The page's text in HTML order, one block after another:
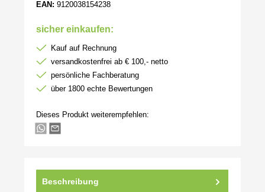
EAN: 9120038154238
sicher einkaufen:
Kauf auf Rechnung
versandkostenfrei ab € 100,- netto
persönliche Fachberatung
über 1800 echte Bewertungen
Dieses Produkt weiterempfehlen:
Beschreibung